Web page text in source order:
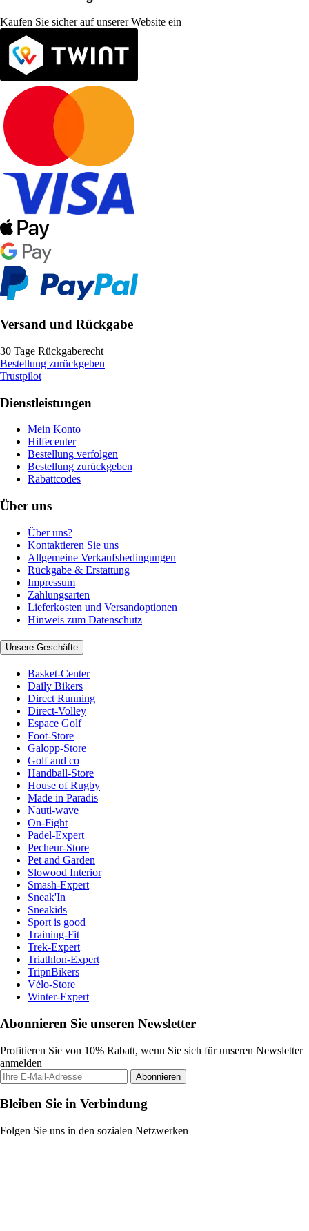
Kaufen Sie sicher auf unserer Website ein
Versand und Rückgabe
30 Tage Rückgaberecht
Bestellung zurückgeben
Trustpilot
Dienstleistungen
Mein Konto
Hilfecenter
Bestellung verfolgen
Bestellung zurückgeben
Rabattcodes
Über uns
Über uns?
Kontaktieren Sie uns
Allgemeine Verkaufsbedingungen
Rückgabe & Erstattung
Impressum
Zahlungsarten
Lieferkosten und Versandoptionen
Hinweis zum Datenschutz
Unsere Geschäfte
Basket-Center
Daily Bikers
Direct Running
Direct-Volley
Espace Golf
Foot-Store
Galopp-Store
Golf and co
Handball-Store
House of Rugby
Made in Paradis
Nauti-wave
On-Fight
Padel-Expert
Pecheur-Store
Pet and Garden
Slowood Interior
Smash-Expert
Sneak'In
Sneakids
Sport is good
Training-Fit
Trek-Expert
Triathlon-Expert
TripnBikers
Vélo-Store
Winter-Expert
Abonnieren Sie unseren Newsletter
Profitieren Sie von 10% Rabatt, wenn Sie sich für unseren Newsletter
anmelden
Abonnieren
Bleiben Sie in Verbindung
Folgen Sie uns in den sozialen Netzwerken